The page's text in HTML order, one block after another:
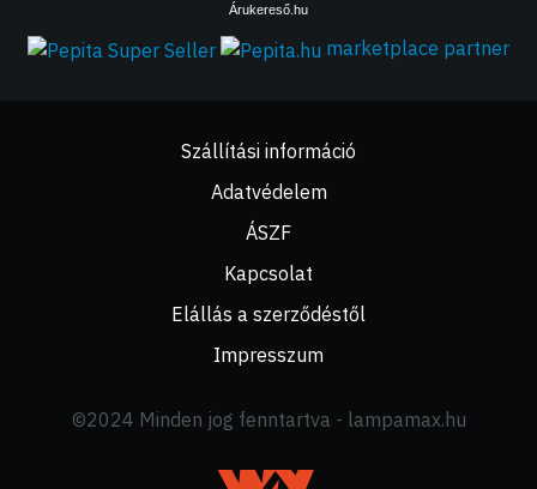
Árukereső.hu
marketplace partner
Szállítási információ
Adatvédelem
ÁSZF
Kapcsolat
Elállás a szerződéstől
Impresszum
©2024 Minden jog fenntartva - lampamax.hu